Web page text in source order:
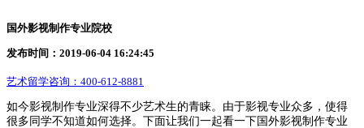
国外影视制作专业院校
发布时间：2019-06-04 16:24:45
艺术留学咨询： 400-612-8881
如今影视制作专业深得不少艺术生的青睐。由于影视专业众多，使得
很多同学不知道如何选择。下面让我们一起看一下国外影视制作专业